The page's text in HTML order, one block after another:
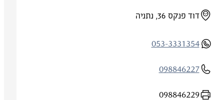
דוד פנקס 36, נתניה
053-3331354
098846227
098846229